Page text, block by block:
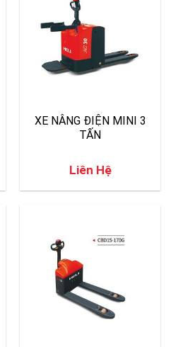
XE NÂNG ĐIỆN MINI 3
TẤN
Liên Hệ